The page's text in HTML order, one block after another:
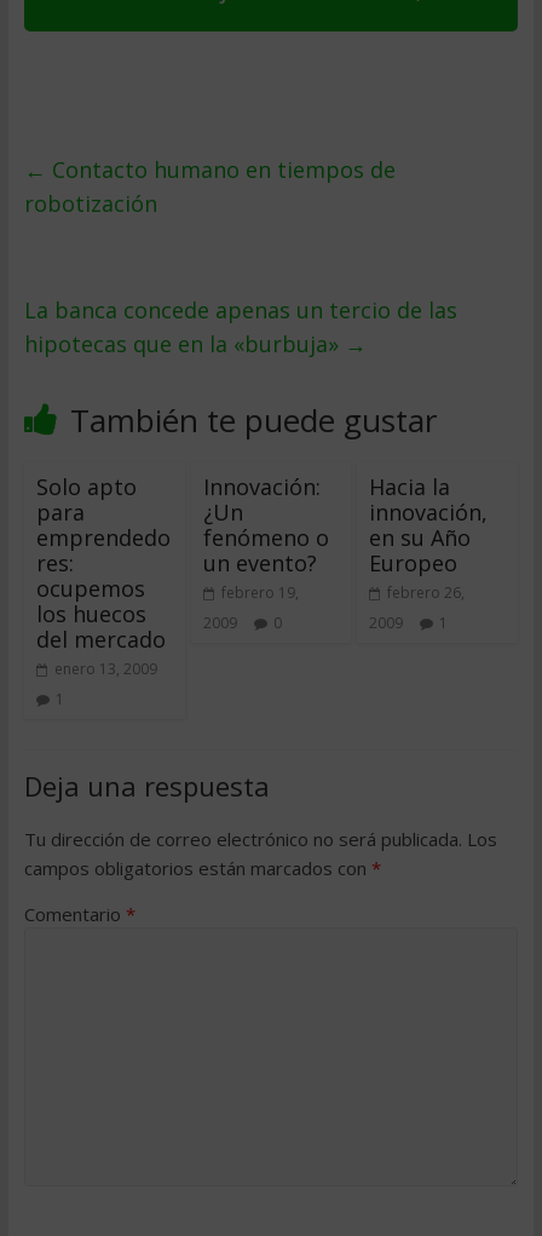
← Contacto humano en tiempos de
robotización
La banca concede apenas un tercio de las
hipotecas que en la «burbuja» →
También te puede gustar
Solo apto
para
emprendedo
res:
ocupemos
los huecos
del mercado
enero 13, 2009
1
Innovación:
¿Un
fenómeno o
un evento?
febrero 19,
2009
0
Hacia la
innovación,
en su Año
Europeo
febrero 26,
2009
1
Deja una respuesta
Tu dirección de correo electrónico no será publicada. Los
campos obligatorios están marcados con *
Comentario *